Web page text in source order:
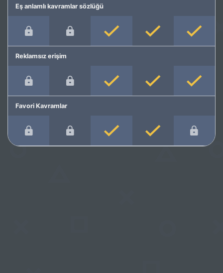
Eş anlamlı kavramlar sözlüğü
Reklamsız erişim
Favori Kavramlar